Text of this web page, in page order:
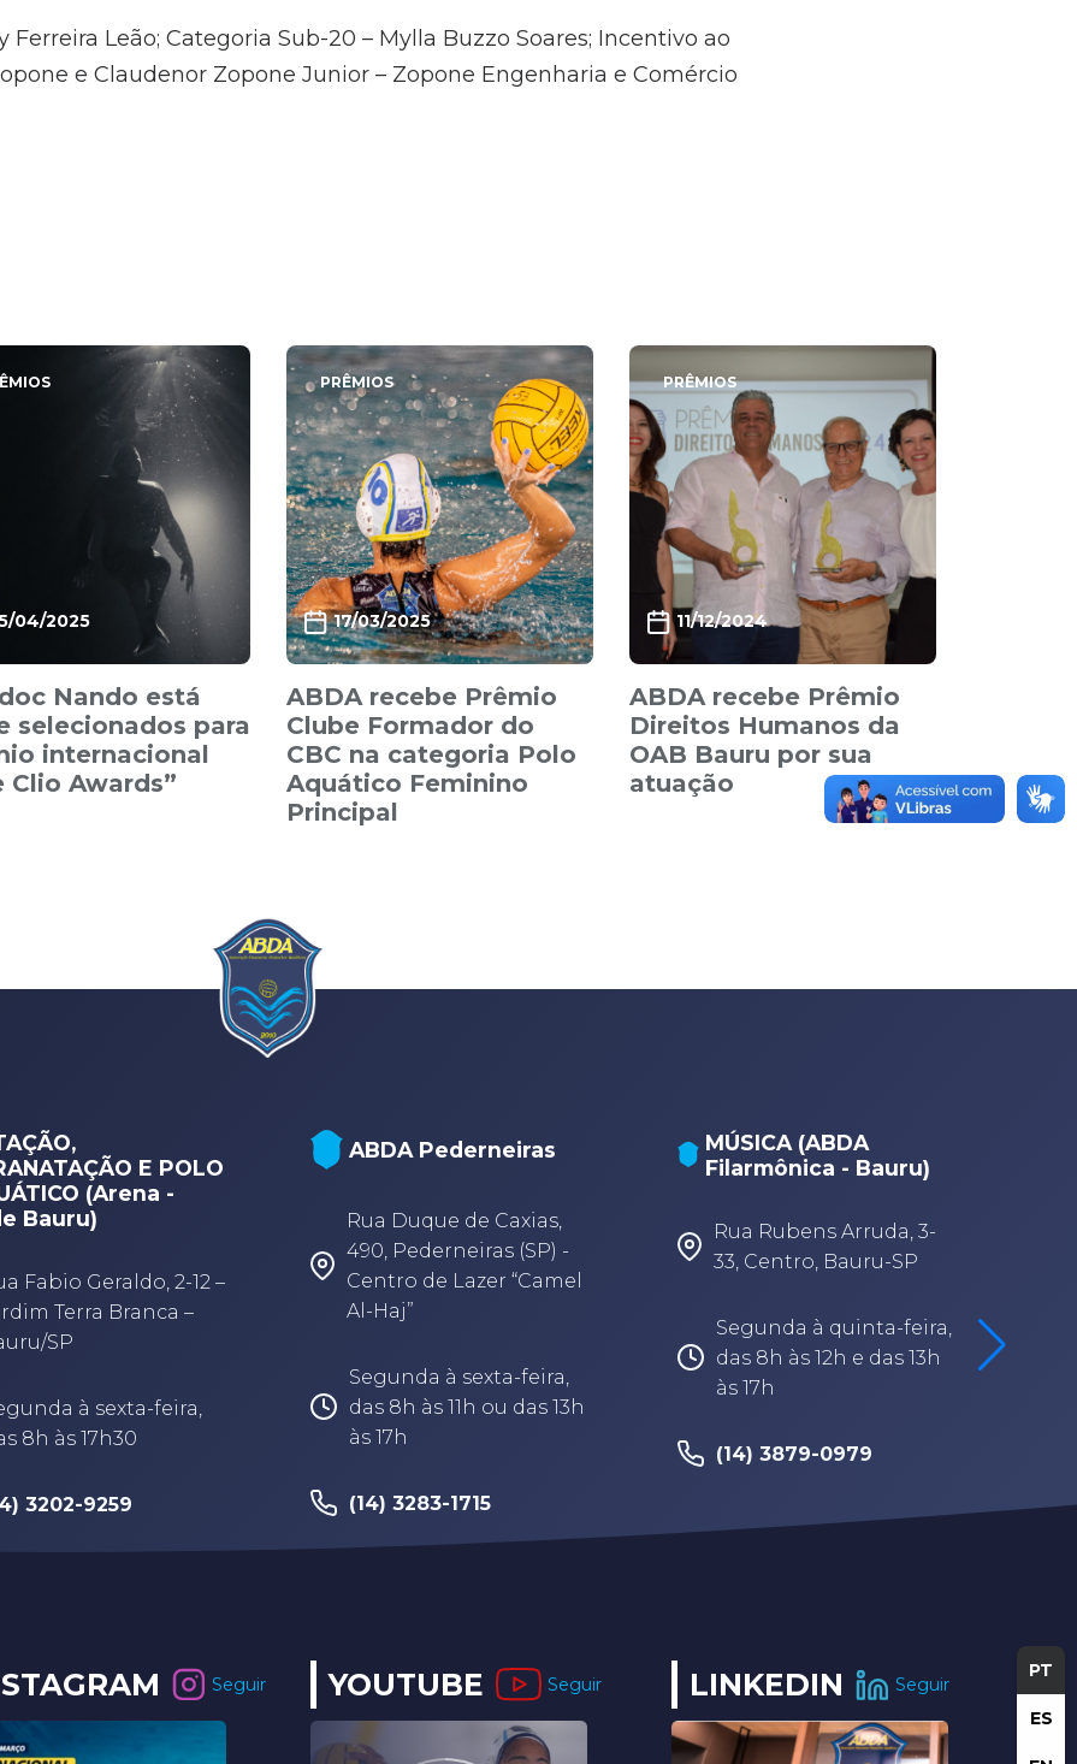
PT
ES
Ferreira Leão; Categoria Sub-20 – Mylla Buzzo Soares; Incentivo ao
e Claudenor Zopone Junior – Zopone Engenharia e Comércio
04/2025
Nando está
selecionados para
internacional
Clio Awards”
PRÊMIOS
17/03/2025
ABDA recebe Prêmio
Clube Formador do
CBC na categoria Polo
Aquático Feminino
Principal
PRÊMIOS
11/12/2024
ABDA recebe Prêmio
Direitos Humanos da
OAB Bauru por sua
atuação
E POLO
(Arena -
Bauru)
Fabio Geraldo, 2-12 –
Terra Branca –
SP
à sexta-feira,
8h às 17h30
3202-9259
ABDA Pederneiras
Rua Duque de Caxias,
490, Pederneiras (SP) -
Centro de Lazer “Camel
Al-Haj”
Segunda à sexta-feira,
das 8h às 11h ou das 13h
às 17h
(14) 3283-1715
MÚSICA (ABDA
Filarmônica - Bauru)
Rua Rubens Arruda, 3-
33, Centro, Bauru-SP
Segunda à quinta-feira,
das 8h às 12h e das 13h
às 17h
(14) 3879-0979
Seguir YOUTUBE Seguir LINKEDIN Seguir